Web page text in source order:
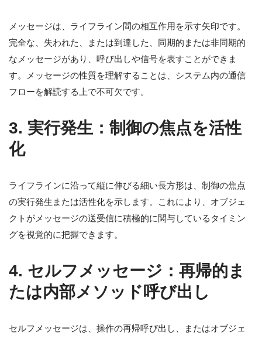
メッセージは、ライフライン間の相互作用を示す矢印です。
完全な、失われた、または到達した、同期的または非同期的
なメッセージがあり、呼び出しや信号を表すことができま
す。メッセージの性質を理解することは、システム内の通信
フローを解読する上で不可欠です。
3. 実行発生：制御の焦点を活性
化
ライフラインに沿って縦に伸びる細い長方形は、制御の焦点
の実行発生または活性化を示します。これにより、オブジェ
クトがメッセージの送受信に積極的に関与しているタイミン
グを視覚的に把握できます。
4. セルフメッセージ：再帰的ま
たは内部メソッド呼び出し
セルフメッセージは、操作の再帰呼び出し、またはオブジェ